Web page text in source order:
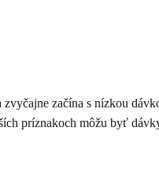
začína s nízkou
príznakoch môžu byť